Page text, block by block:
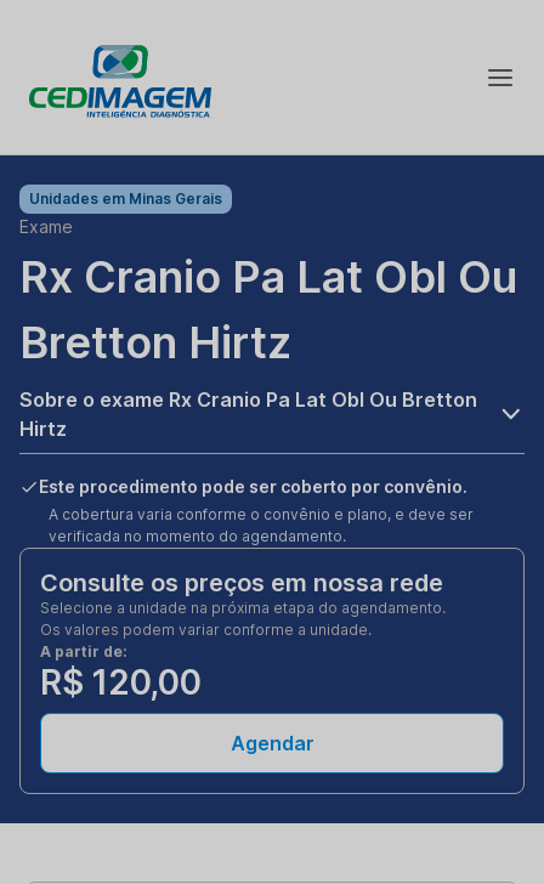
Unidades em Minas Gerais
Exame
Rx Cranio Pa Lat Obl Ou
Bretton Hirtz
Sobre o exame Rx Cranio Pa Lat Obl Ou Bretton
Hirtz
Este procedimento pode ser coberto por convênio.
A cobertura varia conforme o convênio e plano, e deve ser
verificada no momento do agendamento.
Consulte os preços em nossa rede
Selecione a unidade na próxima etapa do agendamento.
Os valores podem variar conforme a unidade.
A partir de:
R$ 120,00
Agendar